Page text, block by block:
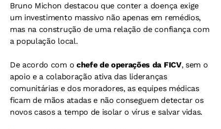
Bruno Michon destacou que conter a doença exige
um investimento massivo não apenas em remédios,
mas na construção de uma relação de confiança com
a população local.
De acordo com o chefe de operações da FICV, sem o
apoio e a colaboração ativa das lideranças
comunitárias e dos moradores, as equipes médicas
ficam de mãos atadas e não conseguem detectar os
novos casos a tempo de isolar o vírus e salvar vidas.